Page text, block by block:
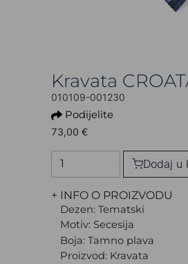
Kravata
010109-001230
Podijelite
73,00 €
Dodaj u
+ INFO O PROIZVODU
Dezen: Tematski
Motiv: Secesija
Boja: Tamno plava
Proizvod: Kravata